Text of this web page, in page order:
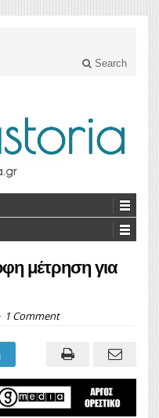
Search
μέτρηση για
1 Comment